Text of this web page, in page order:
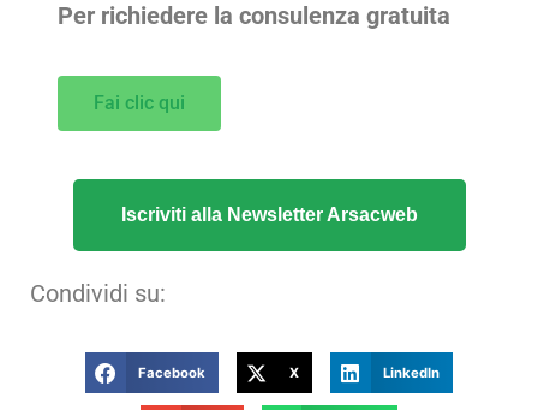
Per richiedere la consulenza gratuita
Fai clic qui
Iscriviti alla Newsletter Arsacweb
Condividi su:
Facebook X LinkedIn